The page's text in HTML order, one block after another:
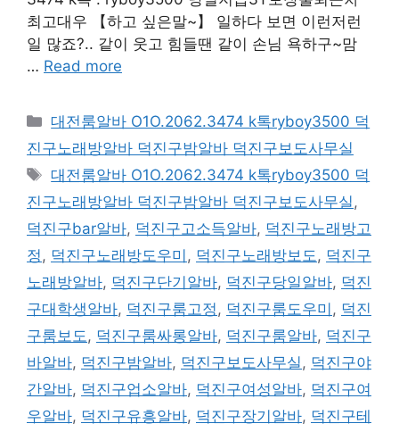
최고대우 【하고 싶은말~】 일하다 보면 이런저런
일 많죠?.. 같이 웃고 힘들땐 같이 손님 욕하구~맘
… Read more
카
테
리
대전룸알바 O1O.2062.3474 k톡ryboy3500 덕
진구노래방알바 덕진구밤알바 덕진구보도사무실
태
그
대전룸알바 O1O.2062.3474 k톡ryboy3500 덕
진구노래방알바 덕진구밤알바 덕진구보도사무실 ,
덕진구bar알바, 덕진구고소득알바, 덕진구노래방고
정 , 덕진구노래방도우미 , 덕진구노래방보도 , 덕진구
노래방알바, 덕진구단기알바, 덕진구당일알바, 덕진
구대학생알바, 덕진구룸고정 , 덕진구룸도우미 , 덕진
구룸보도 , 덕진구룸싸롱알바, 덕진구룸알바, 덕진구
바알바, 덕진구밤알바, 덕진구보도사무실 , 덕진구야
간알바, 덕진구업소알바, 덕진구여성알바, 덕진구여
우알바, 덕진구유흥알바, 덕진구장기알바, 덕진구테